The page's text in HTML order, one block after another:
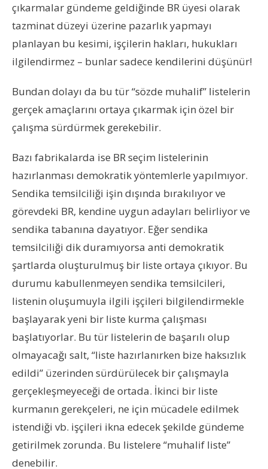
çıkarmalar gündeme geldiğinde BR üyesi olarak
tazminat düzeyi üzerine pazarlık yapmayı
planlayan bu kesimi, işçilerin hakları, hukukları
ilgilendirmez – bunlar sadece kendilerini düşünür!
Bundan dolayı da bu tür “sözde muhalif” listelerin
gerçek amaçlarını ortaya çıkarmak için özel bir
çalışma sürdürmek gerekebilir.
Bazı fabrikalarda ise BR seçim listelerinin
hazırlanması demokratik yöntemlerle yapılmıyor.
Sendika temsilciliği işin dışında bırakılıyor ve
görevdeki BR, kendine uygun adayları belirliyor ve
sendika tabanına dayatıyor. Eğer sendika
temsilciliği dik duramıyorsa anti demokratik
şartlarda oluşturulmuş bir liste ortaya çıkıyor. Bu
durumu kabullenmeyen sendika temsilcileri,
listenin oluşumuyla ilgili işçileri bilgilendirmekle
başlayarak yeni bir liste kurma çalışması
başlatıyorlar. Bu tür listelerin de başarılı olup
olmayacağı salt, “liste hazırlanırken bize haksızlık
edildi” üzerinden sürdürülecek bir çalışmayla
gerçekleşmeyeceği de ortada. İkinci bir liste
kurmanın gerekçeleri, ne için mücadele edilmek
istendiği vb. işçileri ikna edecek şekilde gündeme
getirilmek zorunda. Bu listelere “muhalif liste”
denebilir.